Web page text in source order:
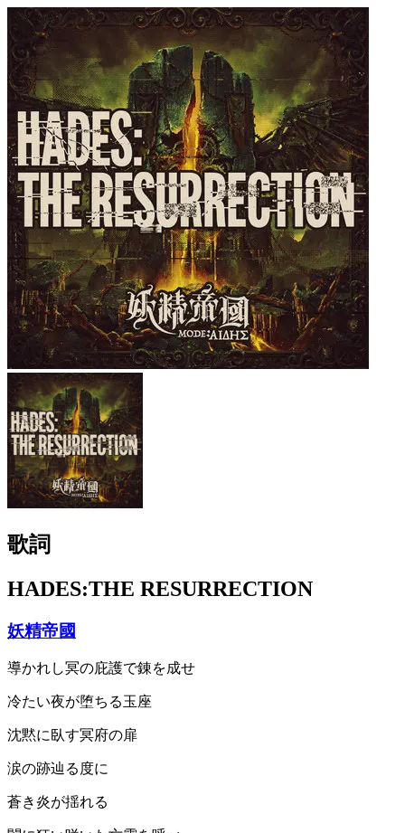
歌詞
HADES:THE RESURRECTION
妖精帝國
導かれし冥の庇護で錬を成せ
冷たい夜が堕ちる玉座
沈黙に臥す冥府の扉
涙の跡辿る度に
蒼き炎が揺れる